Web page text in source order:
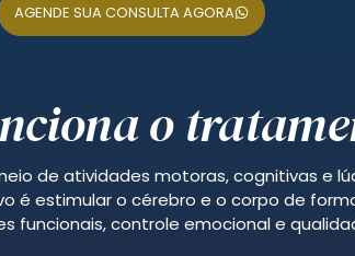
AGENDE SUA CONSULTA AGORA
o
de atividades motoras, cognitivas e
é estimular o cérebro e o corpo de
funcionais, controle emocional e